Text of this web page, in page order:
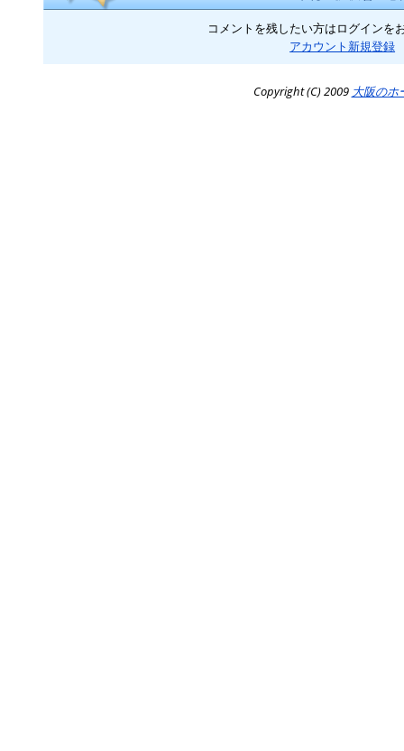
コメントを残したい方はログインを
アカウント新規登録
Copyright (C) 2009 大阪のホ